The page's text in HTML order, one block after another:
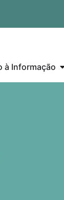
à Informação